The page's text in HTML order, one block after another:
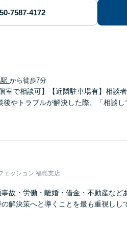
から徒歩7分
室で相談可】【近隣駐車場有】相談
後やトラブルが解決した際、「相談
ェッション 福島支店
事故・労働・離婚・借金・不動産な
解決策へと導くことを最も重視しし